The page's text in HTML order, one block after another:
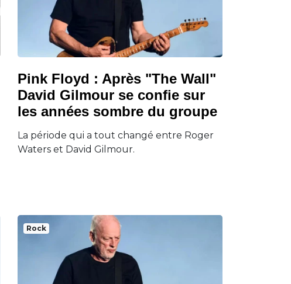
Pink Floyd : Après "The Wall"
David Gilmour se confie sur
les années sombre du groupe
La période qui a tout changé entre Roger
Waters et David Gilmour.
Rock